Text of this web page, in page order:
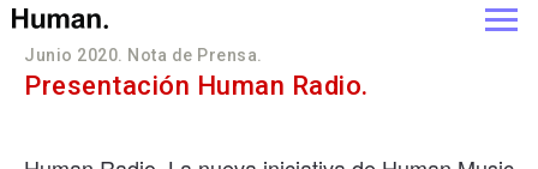
Junio 2020. Nota de Prensa.
Presentación Human Radio.